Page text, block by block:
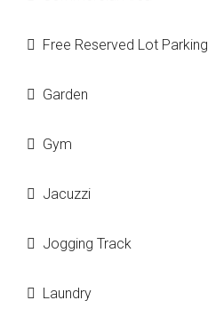
Free Reserved Lot Parking
Garden
Gym
Jacuzzi
Jogging Track
Laundry